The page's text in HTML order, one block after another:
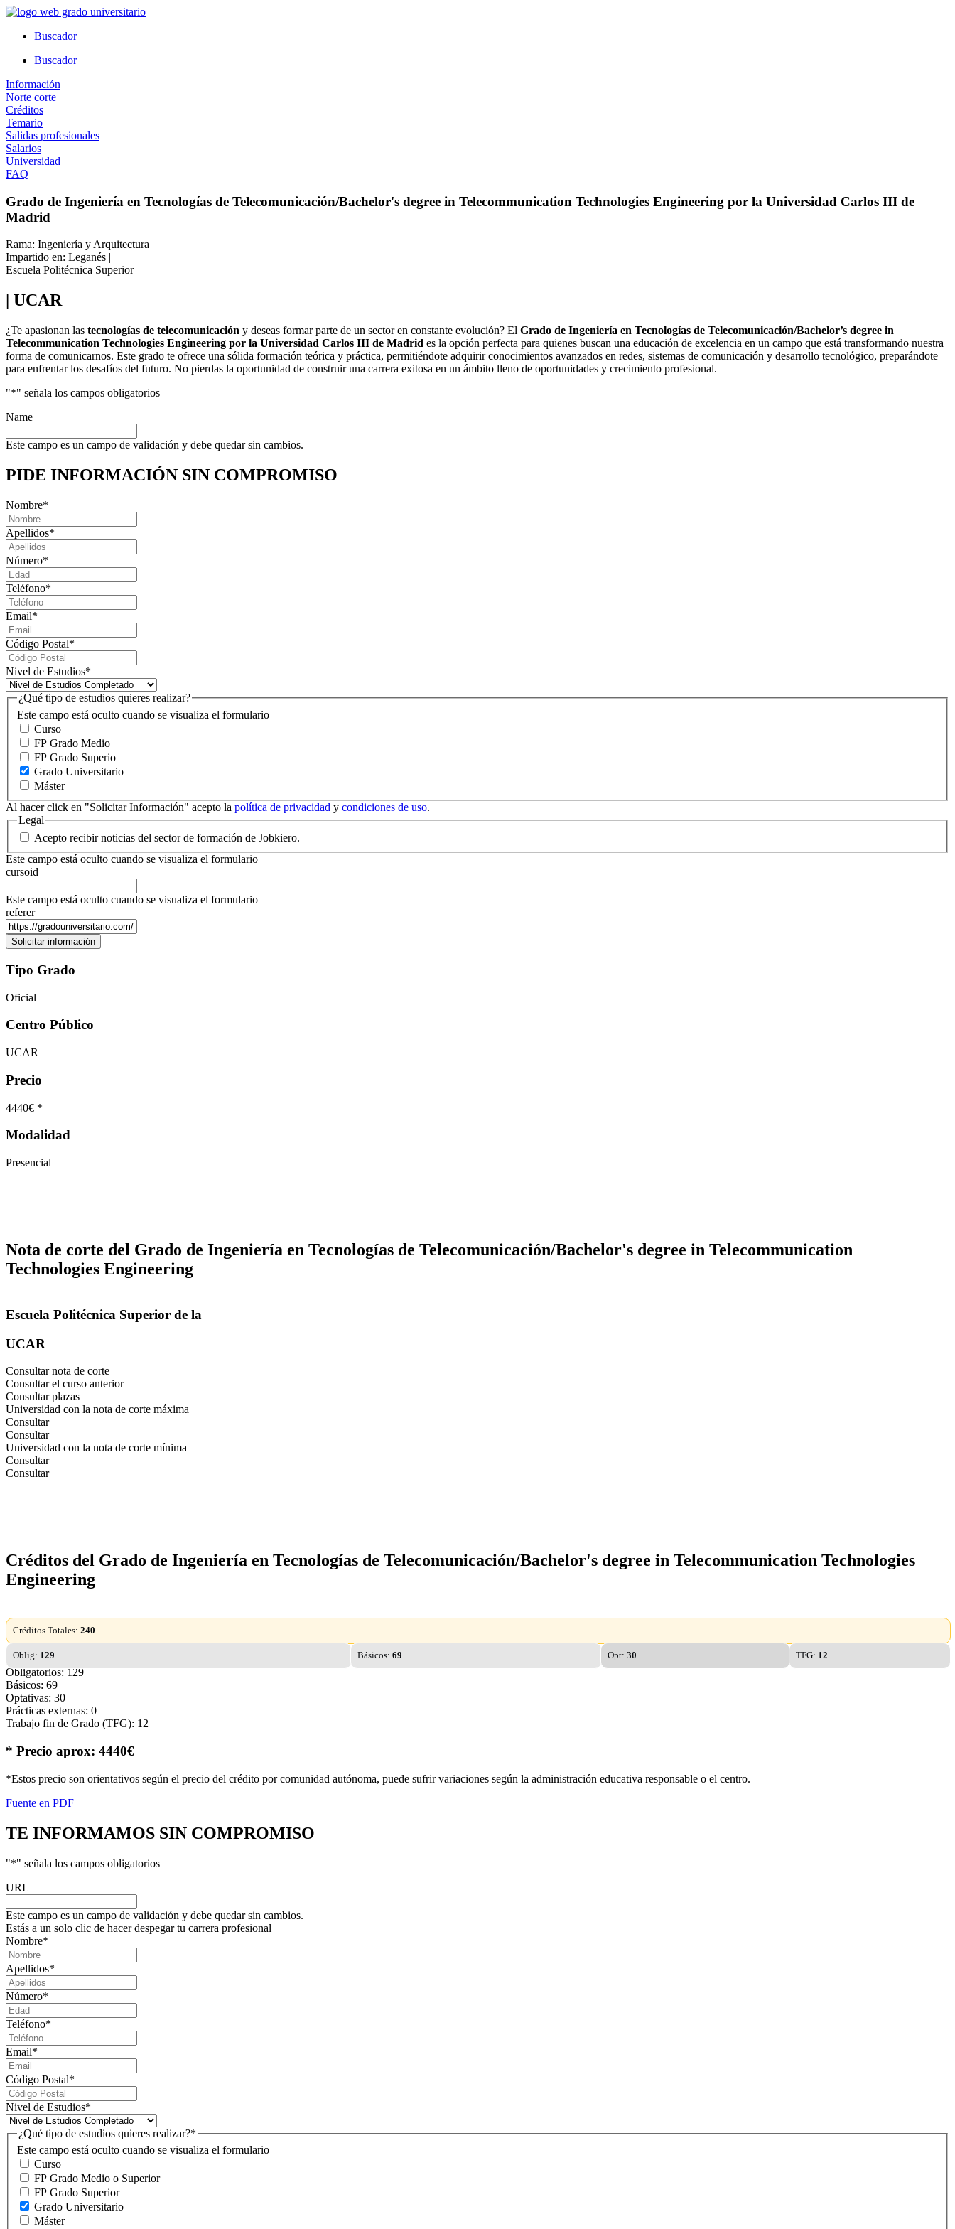
Ir
contenidoBuscador
Buscador
Información
Norte corte
Créditos
Temario
Salidas profesionales
Salarios
Universidad
FAQ
Grado de Ingeniería en Tecnologías de Telecomunicación/Bachelor's degree in Telecommunication Technologies Engineering por la Universidad Carlos III de
Madrid
Rama: Ingeniería y Arquitectura
Impartido en: Leganés |
Escuela Politécnica Superior
| UCAR
¿Te apasionan las tecnologías de telecomunicación y deseas formar parte de un sector en constante evolución? El Grado de Ingeniería en Tecnologías de Telecomunicación/Bachelor’s degree in
Telecommunication Technologies Engineering por la Universidad Carlos III de Madrid es la opción perfecta para quienes buscan una educación de excelencia en un campo que está transformando nuestra
forma de comunicarnos. Este grado te ofrece una sólida formación teórica y práctica, permitiéndote adquirir conocimientos avanzados en redes, sistemas de comunicación y desarrollo tecnológico, preparándote
para enfrentar los desafíos del futuro. No pierdas la oportunidad de construir una carrera exitosa en un ámbito lleno de oportunidades y crecimiento profesional.
"*" señala los campos obligatorios
Name
Este campo es un campo de validación y debe quedar sin cambios.
PIDE INFORMACIÓN SIN COMPROMISO
Nombre*
Apellidos*
Número*
Teléfono*
Email*
Código Postal*
Nivel de Estudios*
Este campo está oculto cuando se visualiza el formulario
¿Qué tipo de estudios quieres realizar?
Curso
FP Grado Medio
FP Grado Superio
Grado Universitario
Máster
Al hacer click en "Solicitar Información" acepto la política de privacidad y condiciones de uso.
Legal
Acepto recibir noticias del sector de formación de Jobkiero.
Este campo está oculto cuando se visualiza el formulario
cursoid
Este campo está oculto cuando se visualiza el formulario
referer
Tipo Grado
Oficial
Centro Público
UCAR
Precio
4440€ *
Modalidad
Presencial
Nota de corte del Grado de Ingeniería en Tecnologías de Telecomunicación/Bachelor's degree in Telecommunication
Technologies Engineering
Escuela Politécnica Superior de la
UCAR
Consultar nota de corte
Consultar el curso anterior
Consultar plazas
Universidad con la nota de corte máxima
Consultar
Consultar
Universidad con la nota de corte mínima
Consultar
Consultar
Créditos del Grado de Ingeniería en Tecnologías de Telecomunicación/Bachelor's degree in Telecommunication Technologies
Engineering
Créditos Totales: 240
Oblig: 129 Básicos: 69 Opt: 30 TFG: 12
Obligatorios: 129
Básicos: 69
Optativas: 30
Prácticas externas: 0
Trabajo fin de Grado (TFG): 12
* Precio aprox: 4440€
*Estos precio son orientativos según el precio del crédito por comunidad autónoma, puede sufrir variaciones según la administración educativa responsable o el centro.
Fuente en PDF
TE INFORMAMOS SIN COMPROMISO
"*" señala los campos obligatorios
URL
Este campo es un campo de validación y debe quedar sin cambios.
Estás a un solo clic de hacer despegar tu carrera profesional
Nombre*
Apellidos*
Número*
Teléfono*
Email*
Código Postal*
Nivel de Estudios*
Este campo está oculto cuando se visualiza el formulario
¿Qué tipo de estudios quieres realizar?*
Curso
FP Grado Medio o Superior
FP Grado Superior
Grado Universitario
Máster